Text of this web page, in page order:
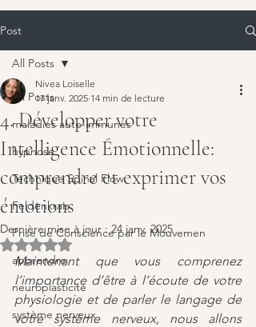
Post
All Posts
maladies auto-immunes
hypnose
Technique Spinal Flow
Feldenkrais
Prise de Conscience par le Mouvemen
apprendre
neuroplasticité
système nerveux
All Posts
4. Développer votre
Intelligence Émotionnelle:
comprendre et exprimer vos
émotions
Nivea Loiselle
17 janv. 2025 14 min de lecture
Dernière mise à jour :24 janv. 2025
Noté NaN étoiles sur 5.
Maintenant que vous comprenez
l’importance d’être à l’écoute de votre
physiologie et de parler le langage de
votre système nerveux, nous allons